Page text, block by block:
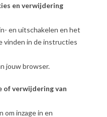
en verwijdering
en uitschakelen en het
vinden in de instructies
jouw browser.
of verwijdering van
om inzage in en